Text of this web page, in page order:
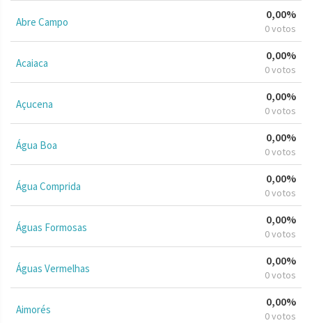
Abre Campo
0,00%
0 votos
Acaiaca
0,00%
0 votos
Açucena
0,00%
0 votos
Água Boa
0,00%
0 votos
Água Comprida
0,00%
0 votos
Águas Formosas
0,00%
0 votos
Águas Vermelhas
0,00%
0 votos
Aimorés
0,00%
0 votos